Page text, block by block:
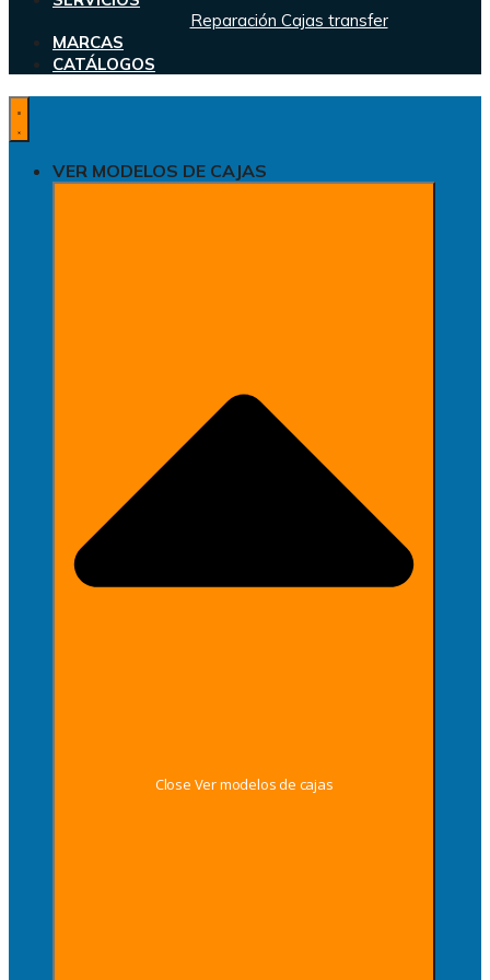
Reparación Cajas transfer
MARCAS
CATÁLOGOS
VER MODELOS DE CAJAS
Close Ver modelos de cajas